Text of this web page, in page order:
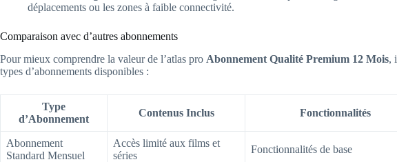
déplacements ou les zones à faible connectivité.
Comparaison avec d’autres abonnements
Pour mieux comprendre la valeur de l’atlas pro Abonnement Qualité Premium 12 Mois,
types d’abonnements disponibles :
Type
d’Abonnement
Contenus Inclus Fonctionnalités
Abonnement
Standard Mensuel
Accès limité aux films et
séries
Fonctionnalités de base